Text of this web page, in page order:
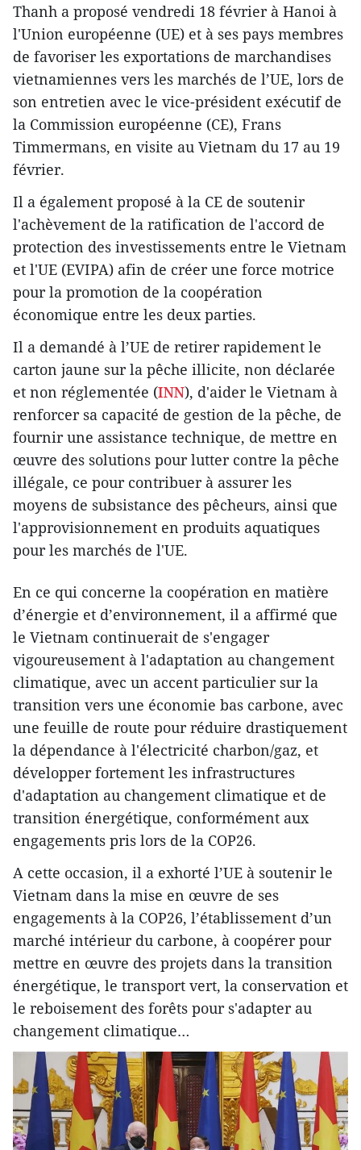
Thanh a proposé vendredi 18 février à Hanoi à
l'Union européenne (UE) et à ses pays membres
de favoriser les exportations de marchandises
vietnamiennes vers les marchés de l’UE, lors de
son entretien avec le vice-président exécutif de
la Commission européenne (CE), Frans
Timmermans, en visite au Vietnam du 17 au 19
février.
Il a également proposé à la CE de soutenir
l'achèvement de la ratification de l'accord de
protection des investissements entre le Vietnam
et l'UE (EVIPA) afin de créer une force motrice
pour la promotion de la coopération
économique entre les deux parties.
Il a demandé à l’UE de retirer rapidement le
carton jaune sur la pêche illicite, non déclarée
et non réglementée (INN), d'aider le Vietnam à
renforcer sa capacité de gestion de la pêche, de
fournir une assistance technique, de mettre en
œuvre des solutions pour lutter contre la pêche
illégale, ce pour contribuer à assurer les
moyens de subsistance des pêcheurs, ainsi que
l'approvisionnement en produits aquatiques
pour les marchés de l'UE.
En ce qui concerne la coopération en matière
d’énergie et d’environnement, il a affirmé que
le Vietnam continuerait de s'engager
vigoureusement à l'adaptation au changement
climatique, avec un accent particulier sur la
transition vers une économie bas carbone, avec
une feuille de route pour réduire drastiquement
la dépendance à l'électricité charbon/gaz, et
développer fortement les infrastructures
d'adaptation au changement climatique et de
transition énergétique, conformément aux
engagements pris lors de la COP26.
A cette occasion, il a exhorté l’UE à soutenir le
Vietnam dans la mise en œuvre de ses
engagements à la COP26, l’établissement d’un
marché intérieur du carbone, à coopérer pour
mettre en œuvre des projets dans la transition
énergétique, le transport vert, la conservation et
le reboisement des forêts pour s'adapter au
changement climatique…